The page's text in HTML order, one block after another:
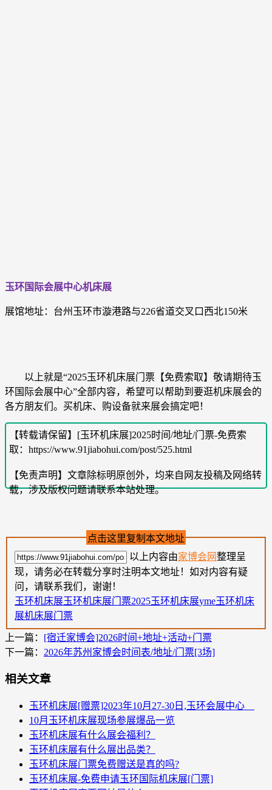
玉环国际会展中心机床展
展馆地址：台州玉环市漩港路与226省道交叉口西北150米
以上就是“2025玉环机床展门票【免费索取】 敬请期待玉
环国际会展中心”全部内容，希望可以帮助到要逛机床展会的
各方朋友们。买机床、购设备就来展会搞定吧！
【转载请保留】[玉环机床展]2025时间/地址/门票-免费索
取：https://www.91jiabohui.com/post/525.html
【免责声明】文章除标明原创外，均来自网友投稿及网络转
载，涉及版权问题请联系本站处理。
点击这里复制本文地址
以上内容由家博会网整理呈
现，请务必在转载分享时注明本文地址！如对内容有疑
问，请联系我们，谢谢！
玉环机床展玉环机床展门票2025玉环机床展yme玉环机床
展机床展门票
上一篇： [宿迁家博会]2026时间+地址+活动+门票
下一篇： 2026年苏州家博会时间表/地址/门票[3场]
相关文章
玉环机床展[赠票]2023年10月27-30日,玉环会展中心
10月玉环机床展现场参展爆品一览
玉环机床展有什么展会福利？
玉环机床展有什么展出品类？
玉环机床展门票免费赠送是真的吗?
玉环机床展-免费申请玉环国际机床展[门票]